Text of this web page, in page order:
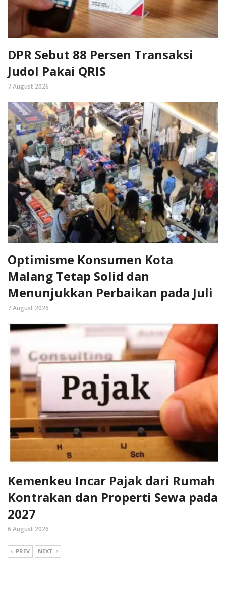
DPR Sebut 88 Persen Transaksi
Judol Pakai QRIS
7 August 2026
Optimisme Konsumen Kota
Malang Tetap Solid dan
Menunjukkan Perbaikan pada Juli
7 August 2026
Kemenkeu Incar Pajak dari Rumah
Kontrakan dan Properti Sewa pada
2027
6 August 2026
PREV NEXT